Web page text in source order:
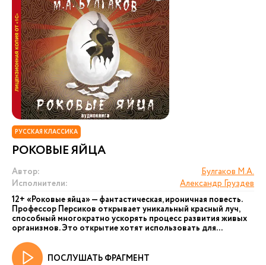
РУССКАЯ КЛАССИКА
РОКОВЫЕ ЯЙЦА
Автор:
Булгаков М.А.
Исполнители:
Александр Груздев
12+ «Роковые яйца» — фантастическая, ироничная повесть.
Профессор Персиков открывает уникальный красный луч,
способный многократно ускорять процесс развития живых
организмов. Это открытие хотят использовать для...
ПОСЛУШАТЬ ФРАГМЕНТ